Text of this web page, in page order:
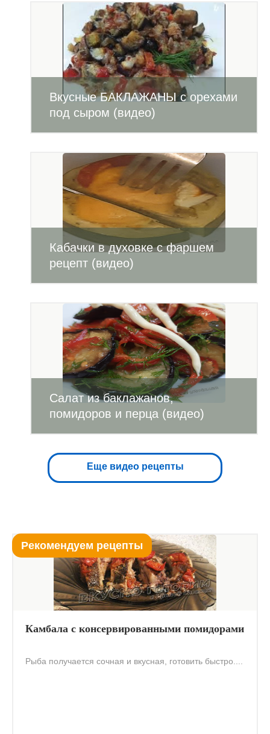
Вкусные БАКЛАЖАНЫ с орехами
под сыром (видео)
Кабачки в духовке с фаршем
рецепт (видео)
Салат из баклажанов,
помидоров и перца (видео)
Еще видео рецепты
Рекомендуем рецепты
Камбала с консервированными помидорами
Рыба получается сочная и вкусная, готовить быстро....